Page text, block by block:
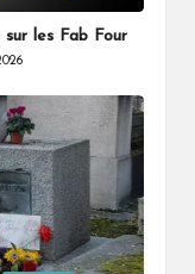
les Fab Four